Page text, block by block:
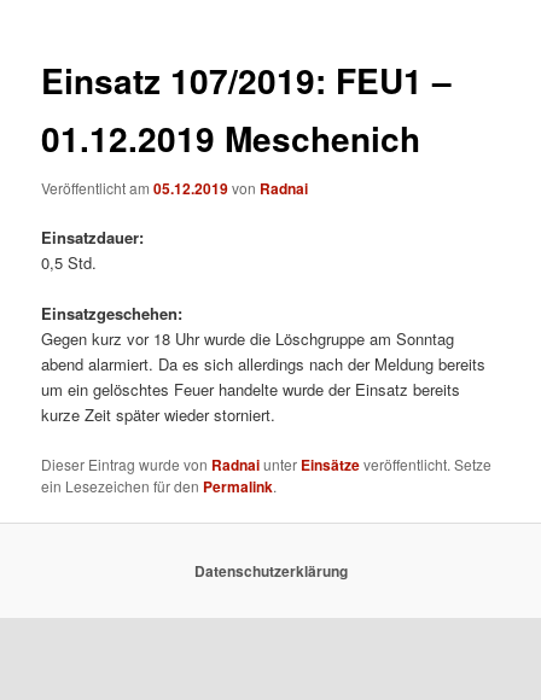
Einsatz 107/2019: FEU1 –
01.12.2019 Meschenich
Veröffentlicht am05.12.2019von Radnai
Einsatzdauer:
0,5 Std.
Einsatzgeschehen:
Gegen kurz vor 18 Uhr wurde die Löschgruppe am Sonntag
abend alarmiert. Da es sich allerdings nach der Meldung bereits
um ein gelöschtes Feuer handelte wurde der Einsatz bereits
kurze Zeit später wieder storniert.
Dieser Eintrag wurde von Radnaiunter Einsätzeveröffentlicht. Setze
ein Lesezeichen für den Permalink.
Datenschutzerklärung